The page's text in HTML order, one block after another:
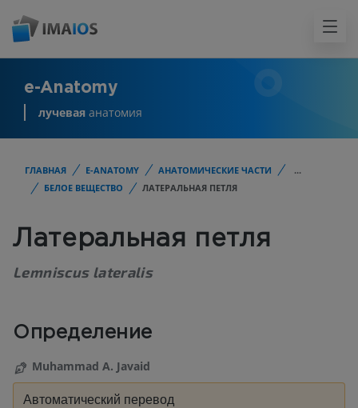
e-Anatomy
лучевая анатомия
ГЛАВНАЯ E-ANATOMY АНАТОМИЧЕСКИЕ ЧАСТИ
...
БЕЛОЕ ВЕЩЕСТВО
ЛАТЕРАЛЬНАЯ ПЕТЛЯ
Латеральная петля
Lemniscus lateralis
Определение
Muhammad A. Javaid
Автоматический перевод